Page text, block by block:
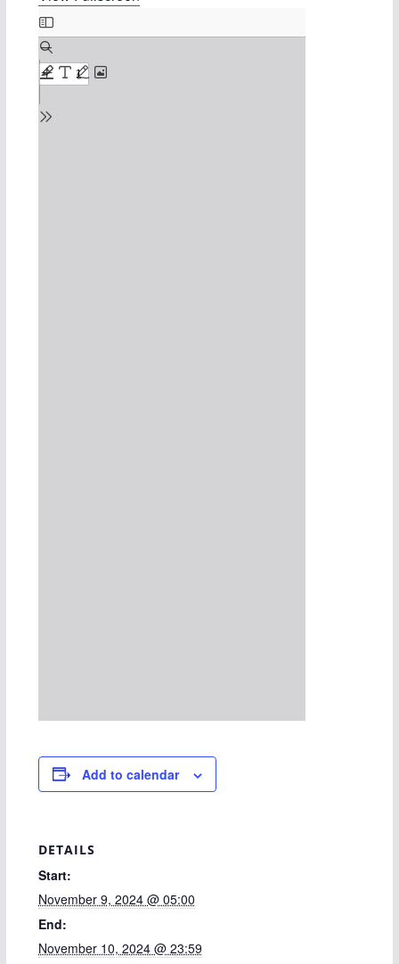
Add to calendar
DETAILS
Start:
November 9, 2024 @ 05:00
End:
November 10, 2024 @ 23:59